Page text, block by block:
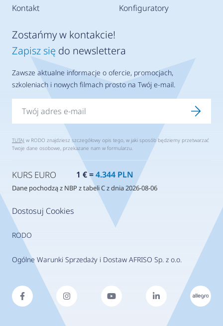
Kontakt Konfiguratory
Dostosuj Cookies
RODO
Ogólne Warunki Sprzedaży i Dostaw AFRISO Sp. z o.o.
Zostańmy w kontakcie!
Zapisz się do newslettera
Zawsze aktualne informacje o ofercie, promocjach,
szkoleniach i nowych filmach prosto na Twój e-mail.
TUTAJ w RODO znajdziesz szczegółowy opis tego, w jaki sposób będziemy przetwarzać
Twoje dane osobowe, przekazane nam w formularzu.
KURS EURO 1 € =4.344 PLN
Dane pochodzą z NBP z tabeli C z dnia 2026-08-06